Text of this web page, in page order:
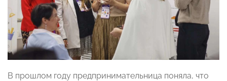
В прошлом году предпринимательница поняла, что